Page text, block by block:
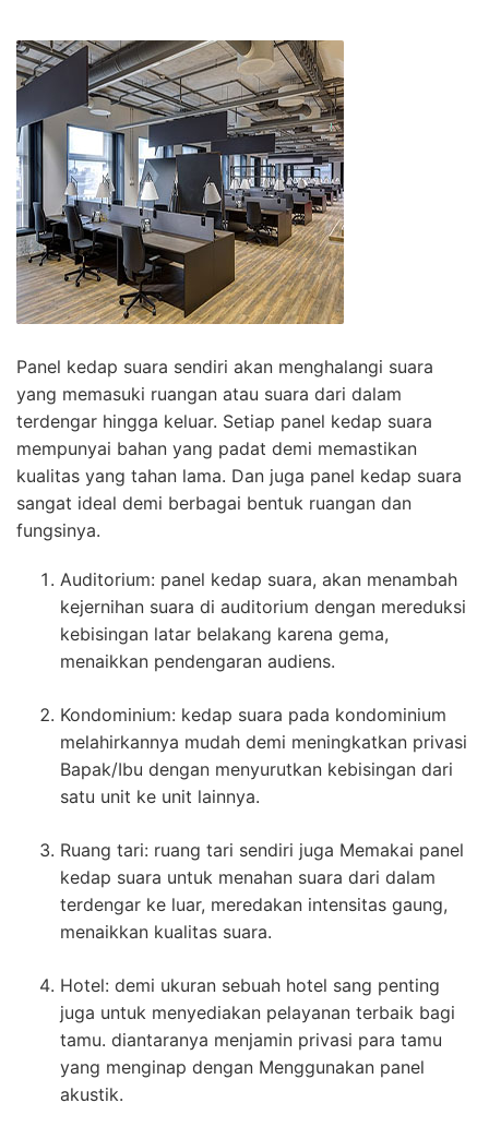
Panel kedap suara sendiri akan menghalangi suara
yang memasuki ruangan atau suara dari dalam
terdengar hingga keluar. Setiap panel kedap suara
mempunyai bahan yang padat demi memastikan
kualitas yang tahan lama. Dan juga panel kedap suara
sangat ideal demi berbagai bentuk ruangan dan
fungsinya.
Auditorium: panel kedap suara, akan menambah
kejernihan suara di auditorium dengan mereduksi
kebisingan latar belakang karena gema,
menaikkan pendengaran audiens.
Kondominium: kedap suara pada kondominium
melahirkannya mudah demi meningkatkan privasi
Bapak/Ibu dengan menyurutkan kebisingan dari
satu unit ke unit lainnya.
Ruang tari: ruang tari sendiri juga Memakai panel
kedap suara untuk menahan suara dari dalam
terdengar ke luar, meredakan intensitas gaung,
menaikkan kualitas suara.
Hotel: demi ukuran sebuah hotel sang penting
juga untuk menyediakan pelayanan terbaik bagi
tamu. diantaranya menjamin privasi para tamu
yang menginap dengan Menggunakan panel
akustik.